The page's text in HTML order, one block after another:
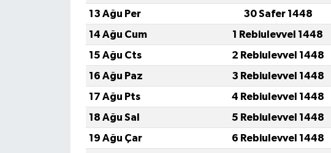
13 Ağu Per
30 Safer 1448
14 Ağu Cum
1 Rebiulevvel 1448
15 Ağu Cts
2 Rebiulevvel 1448
16 Ağu Paz
3 Rebiulevvel 1448
17 Ağu Pts
4 Rebiulevvel 1448
18 Ağu Sal
5 Rebiulevvel 1448
19 Ağu Çar
6 Rebiulevvel 1448